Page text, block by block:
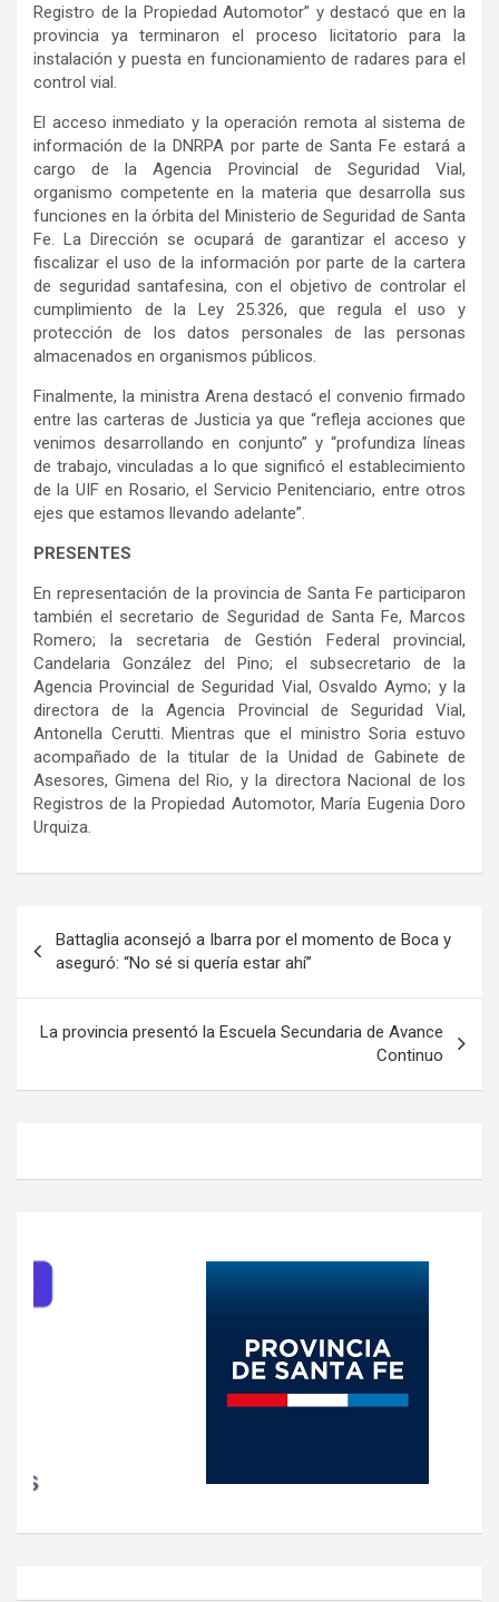
Registro de la Propiedad Automotor” y destacó que en la
provincia ya terminaron el proceso licitatorio para la
instalación y puesta en funcionamiento de radares para el
control vial.
El acceso inmediato y la operación remota al sistema de
información de la DNRPA por parte de Santa Fe estará a
cargo de la Agencia Provincial de Seguridad Vial,
organismo competente en la materia que desarrolla sus
funciones en la órbita del Ministerio de Seguridad de Santa
Fe. La Dirección se ocupará de garantizar el acceso y
fiscalizar el uso de la información por parte de la cartera
de seguridad santafesina, con el objetivo de controlar el
cumplimiento de la Ley 25.326, que regula el uso y
protección de los datos personales de las personas
almacenados en organismos públicos.
Finalmente, la ministra Arena destacó el convenio firmado
entre las carteras de Justicia ya que “refleja acciones que
venimos desarrollando en conjunto” y “profundiza líneas
de trabajo, vinculadas a lo que significó el establecimiento
de la UIF en Rosario, el Servicio Penitenciario, entre otros
ejes que estamos llevando adelante”.
PRESENTES
En representación de la provincia de Santa Fe participaron
también el secretario de Seguridad de Santa Fe, Marcos
Romero; la secretaria de Gestión Federal provincial,
Candelaria González del Pino; el subsecretario de la
Agencia Provincial de Seguridad Vial, Osvaldo Aymo; y la
directora de la Agencia Provincial de Seguridad Vial,
Antonella Cerutti. Mientras que el ministro Soria estuvo
acompañado de la titular de la Unidad de Gabinete de
Asesores, Gimena del Rio, y la directora Nacional de los
Registros de la Propiedad Automotor, María Eugenia Doro
Urquiza.
de
entradas
Battaglia aconsejó a Ibarra por el momento de Boca y
aseguró: “No sé si quería estar ahí”
La provincia presentó la Escuela Secundaria de Avance
Continuo